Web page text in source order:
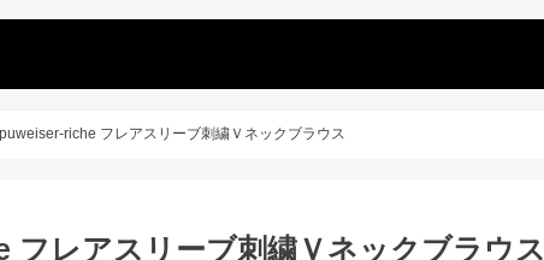
riche フレアスリーブ刺繍Ｖネックブラウス
フレアスリーブ刺繍Ｖネックブラウス